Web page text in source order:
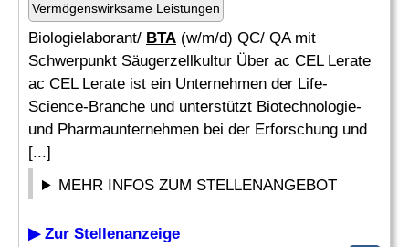
Vermögenswirksame Leistungen
Biologielaborant/ BTA (w/m/d) QC/ QA mit
Schwerpunkt Säugerzellkultur Über ac CEL Lerate
ac CEL Lerate ist ein Unternehmen der Life-
Science-Branche und unterstützt Biotechnologie-
und Pharmaunternehmen bei der Erforschung und
[...]
MEHR INFOS ZUM STELLENANGEBOT
▶ Zur Stellenanzeige